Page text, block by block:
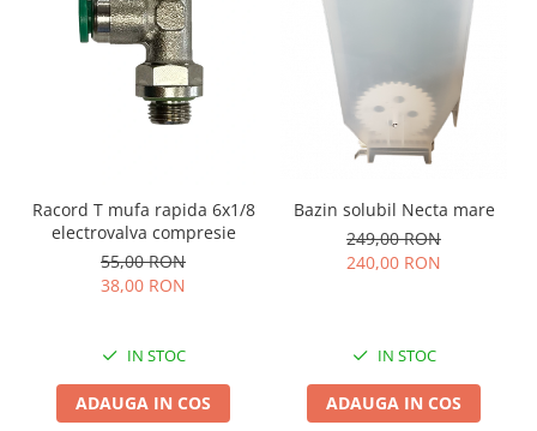
Racord T mufa rapida 6x1/8
electrovalva compresie
55,00 RON
38,00 RON
IN STOC
ADAUGA IN COS
Bazin solubil Necta mare
249,00 RON
240,00 RON
IN STOC
ADAUGA IN COS